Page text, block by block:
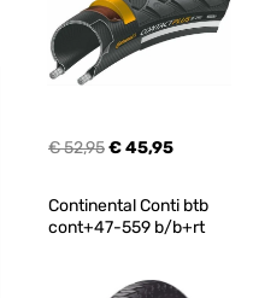
€ 52,95€ 45,95
Continental Conti btb
cont+47-559 b/b+rt